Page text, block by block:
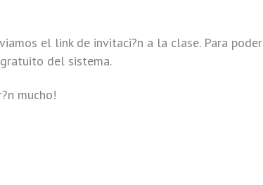
el link de invitaci?n a la clase. Para poder
del sistema.
mucho!